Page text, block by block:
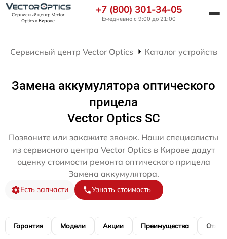
Сервисный центр Vector
Opticsв Кирове
+7 (800) 301-34-05
Ежедневно с 9:00 до 21:00
Сервисный центр Vector Optics Каталог устройств
Замена аккумулятора оптического
прицела
Vector Optics SC
Позвоните или закажите звонок. Наши специалисты
из сервисного центра Vector Optics в Кирове дадут
оценку стоимости ремонта оптического прицела
Замена аккумулятора.
Есть запчасти Узнать стоимость
Гарантия Модели Акции Преимущества